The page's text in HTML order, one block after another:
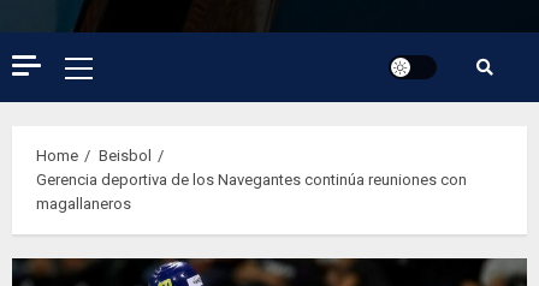
Primary
Menu
Home
Beisbol
Gerencia deportiva de los Navegantes continúa reuniones con
magallaneros